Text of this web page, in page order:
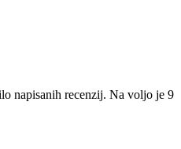
napisanih recenzij. Na voljo je 9